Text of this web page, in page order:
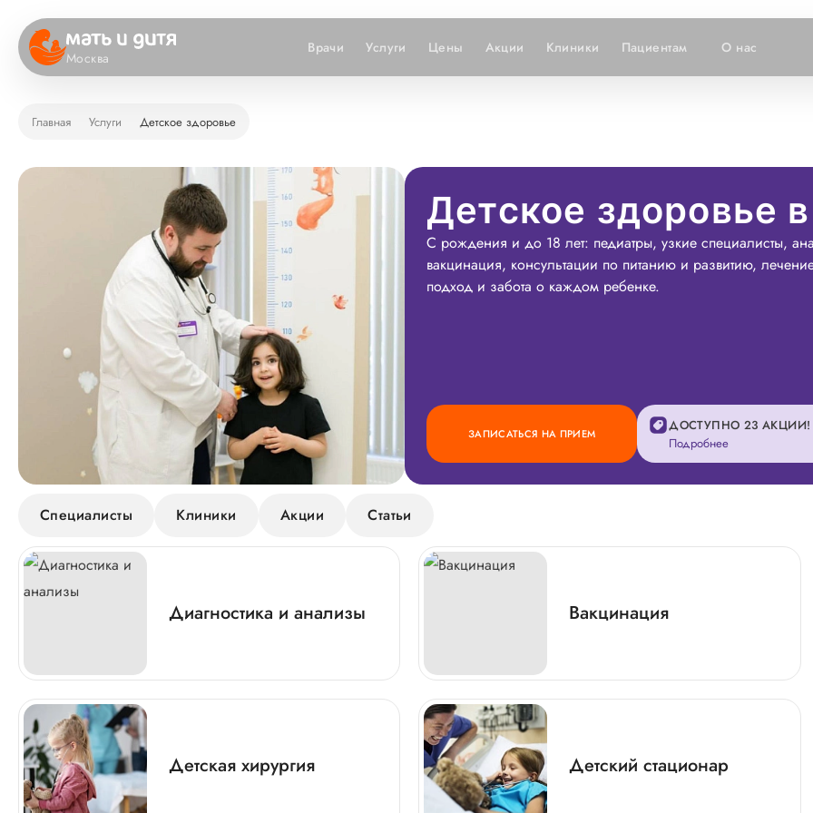
Москва
Врачи Услуги Цены Акции Клиники Пациентам О нас
Главная Услуги Детское здоровье
Детское здоровье
С рождения и до 18 лет: педиатры, узкие специалисты,
вакцинация, консультации по питанию и развитию,
подход и забота о каждом ребенке.
ЗАПИСАТЬСЯ НА ПРИЕМ
ДОСТУПНО 23 АКЦИИ!
Подробнее
Специалисты Клиники Акции Статьи
Диагностика и анализы Вакцинация
Детская хирургия Детский стационар